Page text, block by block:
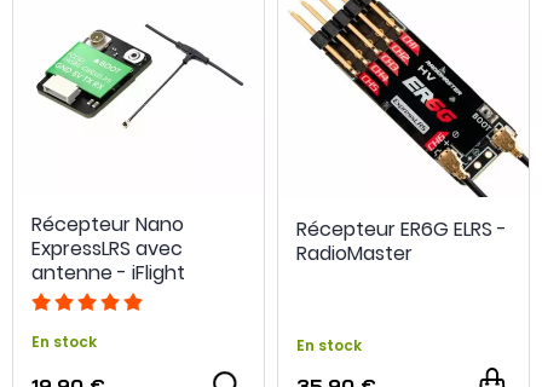
Récepteur Nano
ExpressLRS avec
antenne - iFlight
En stock
Récepteur ER6G ELRS -
RadioMaster
En stock